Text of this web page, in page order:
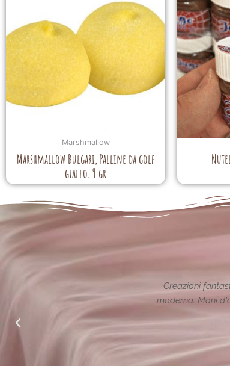
Marshmallow
Marshmallow Bulgari, Palline da golf
giallo, 9 gr
richieste di noi mamme.
Le creazioni